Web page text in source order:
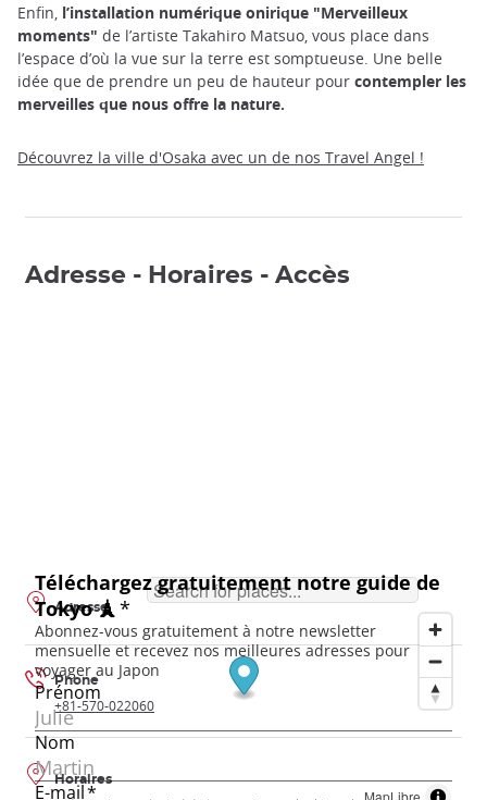
Enfin, l’installation numérique onirique "Merveilleux
moments" de l’artiste Takahiro Matsuo, vous place dans
l’espace d’où la vue sur la terre est somptueuse. Une belle
idée que de prendre un peu de hauteur pour contempler les
merveilles que nous offre la nature.
Découvrez la ville d'Osaka avec un de nos Travel Angel !
Adresse - Horaires - Accès
Adresse
Phone
+81-570-022060
Horaires